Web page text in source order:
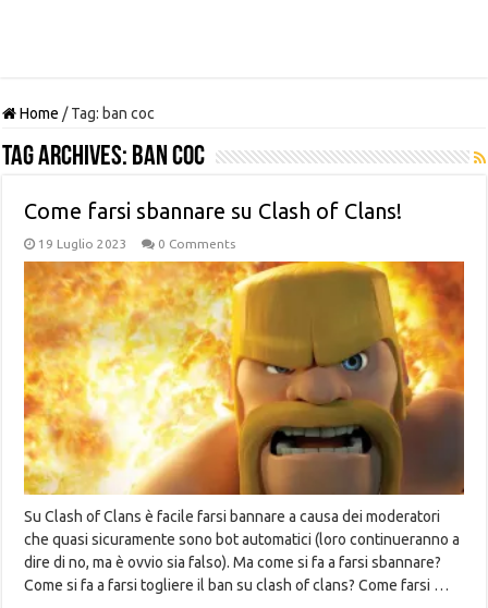
Home / Tag: ban coc
Tag Archives: ban coc
Come farsi sbannare su Clash of Clans!
19 Luglio 2023 0 Comments
Su Clash of Clans è facile farsi bannare a causa dei moderatori
che quasi sicuramente sono bot automatici (loro continueranno a
dire di no, ma è ovvio sia falso). Ma come si fa a farsi sbannare?
Come si fa a farsi togliere il ban su clash of clans? Come farsi …